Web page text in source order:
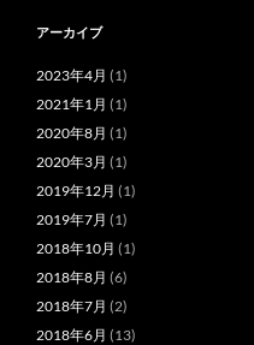
アーカイブ
2023年4月 (1)
2021年1月 (1)
2020年8月 (1)
2020年3月 (1)
2019年12月 (1)
2019年7月 (1)
2018年10月 (1)
2018年8月 (6)
2018年7月 (2)
2018年6月 (13)